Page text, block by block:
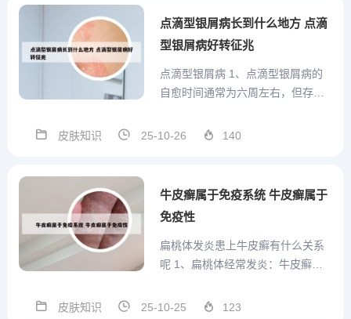
痛、红肿、分泌物异常（如脓性或
点滴型银屑病长到什么地方 点滴
型银屑病好转征兆
点滴型银屑病 1、点滴型银屑病的
自愈时间通常为六周左右，但存在
间受病情严重程度影响：若患者病
免疫功能完备，自愈时间可能接近
皮肤知识 25-10-26 140
牛皮癣属于免疫系统 牛皮癣属于
免疫性
扁桃体发炎患上牛皮癣有什么关系
呢 1、扁桃体经常发炎：牛皮癣复
红肿、疼痛、肿大且不易消退。链
皮肤知识 25-10-25 123